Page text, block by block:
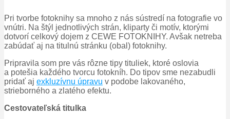
Pri tvorbe fotoknihy sa mnoho z nás sústredí na fotografie vo
vnútri. Na štýl jednotlivých strán, kliparty či motív, ktorými
dotvorí celkový dojem z CEWE FOTOKNIHY. Avšak netreba
zabúdať aj na titulnú stránku (obal) fotoknihy.
Pripravila som pre vás rôzne tipy tituliek, ktoré oslovia
a potešia každého tvorcu fotokníh. Do tipov sme nezabudli
pridať aj exkluzívnu úpravu v podobe lakovaného,
strieborného a zlatého efektu.
Cestovateľská titulka